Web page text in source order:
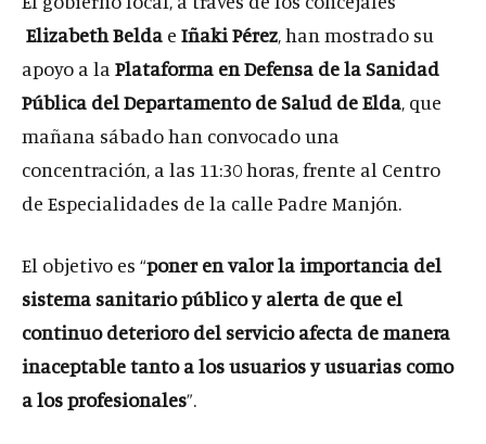
Elizabeth Belda e Iñaki Pérez, han mostrado su
apoyo a la Plataforma en Defensa de la Sanidad
Pública del Departamento de Salud de Elda, que
mañana sábado han convocado una
concentración, a las 11:30 horas, frente al Centro
de Especialidades de la calle Padre Manjón.
El objetivo es “poner en valor la importancia del
sistema sanitario público y alerta de que el
continuo deterioro del servicio afecta de manera
inaceptable tanto a los usuarios y usuarias como
a los profesionales”.